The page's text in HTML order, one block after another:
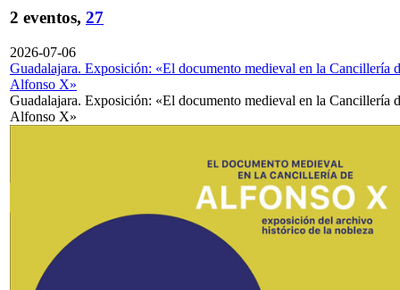
2 eventos, 27
2026-07-06
Guadalajara. Exposición: «El documento medieval en la Cancillería
Alfonso X»
Guadalajara. Exposición: «El documento medieval en la Cancillería
Alfonso X»